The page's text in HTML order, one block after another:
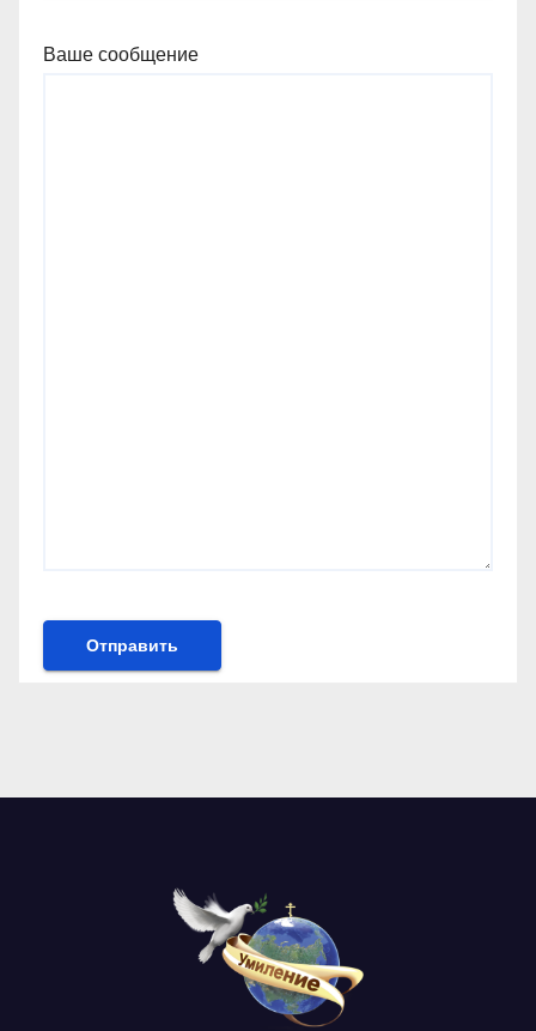
Ваше сообщение